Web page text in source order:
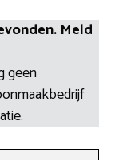
Meld
geen